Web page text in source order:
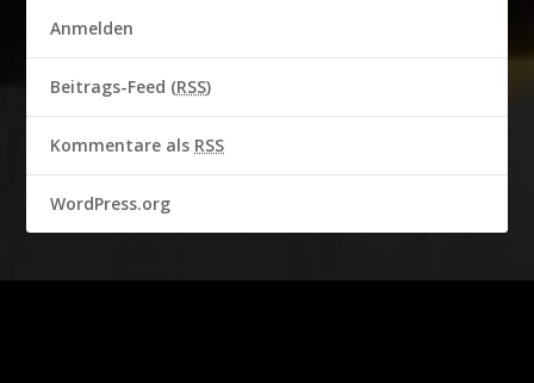
Anmelden
Beitrags-Feed (RSS)
Kommentare als RSS
WordPress.org